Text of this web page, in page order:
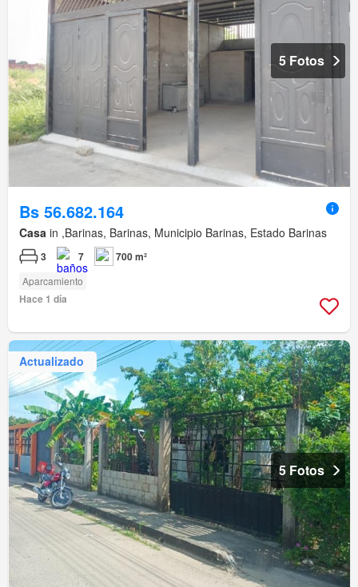
5 Fotos
Bs 56.682.164
Casa in ,Barinas, Barinas, Municipio Barinas, Estado Barinas
3 7 700 m²
Aparcamiento
Hace 1 día
Actualizado
5 Fotos